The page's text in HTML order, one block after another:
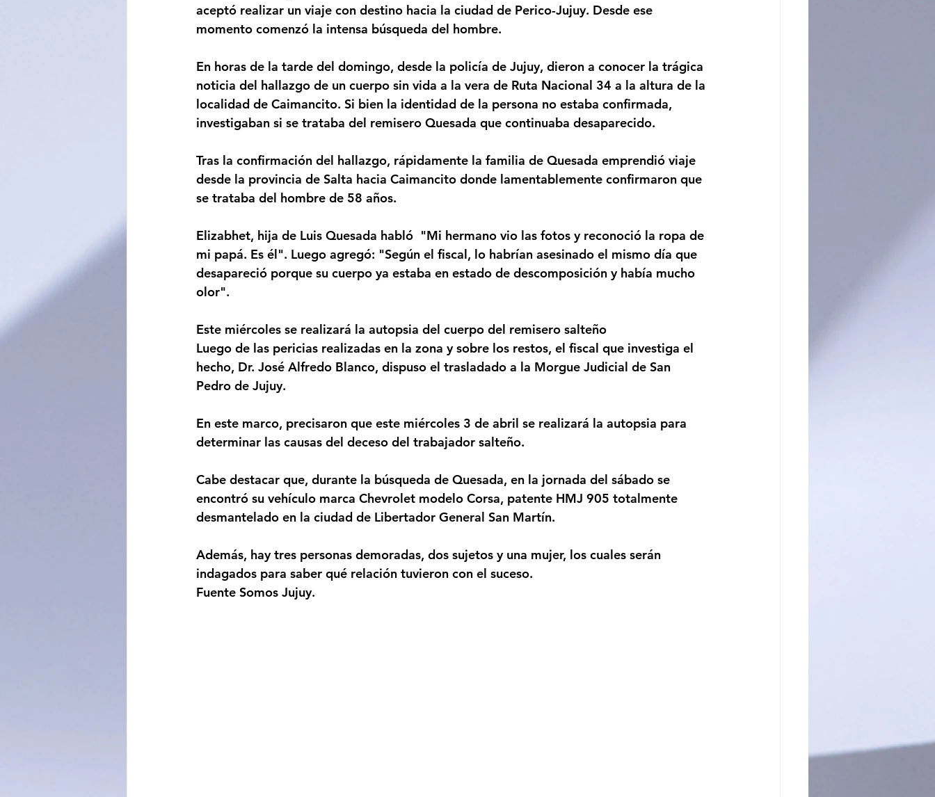
aceptó realizar un viaje con destino hacia la ciudad de Perico-Jujuy. Desde ese
momento comenzó la intensa búsqueda del hombre.
En horas de la tarde del domingo, desde la policía de Jujuy, dieron a conocer la trágica
noticia del hallazgo de un cuerpo sin vida a la vera de Ruta Nacional 34 a la altura de la
localidad de Caimancito. Si bien la identidad de la persona no estaba confirmada,
investigaban si se trataba del remisero Quesada que continuaba desaparecido.
Tras la confirmación del hallazgo, rápidamente la familia de Quesada emprendió viaje
desde la provincia de Salta hacia Caimancito donde lamentablemente confirmaron que
se trataba del hombre de 58 años.
Elizabhet, hija de Luis Quesada habló  "Mi hermano vio las fotos y reconoció la ropa de
mi papá. Es él". Luego agregó: "Según el fiscal, lo habrían asesinado el mismo día que
desapareció porque su cuerpo ya estaba en estado de descomposición y había mucho
olor".
Este miércoles se realizará la autopsia del cuerpo del remisero salteño
Luego de las pericias realizadas en la zona y sobre los restos, el fiscal que investiga el
hecho, Dr. José Alfredo Blanco, dispuso el trasladado a la Morgue Judicial de San
Pedro de Jujuy.
En este marco, precisaron que este miércoles 3 de abril se realizará la autopsia para
determinar las causas del deceso del trabajador salteño.
Cabe destacar que, durante la búsqueda de Quesada, en la jornada del sábado se
encontró su vehículo marca Chevrolet modelo Corsa, patente HMJ 905 totalmente
desmantelado en la ciudad de Libertador General San Martín.
Además, hay tres personas demoradas, dos sujetos y una mujer, los cuales serán
indagados para saber qué relación tuvieron con el suceso.
Fuente Somos Jujuy.